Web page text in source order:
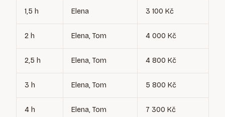
1,5 h Elena 3 100 Kč
2 h Elena, Tom 4 000 Kč
2,5 h Elena, Tom 4 800 Kč
3 h Elena, Tom 5 800 Kč
4 h Elena, Tom 7 300 Kč